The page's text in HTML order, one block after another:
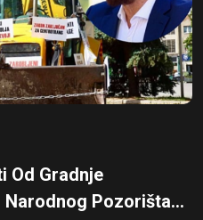
Od Gradnje
Narodnog Pozorišta...